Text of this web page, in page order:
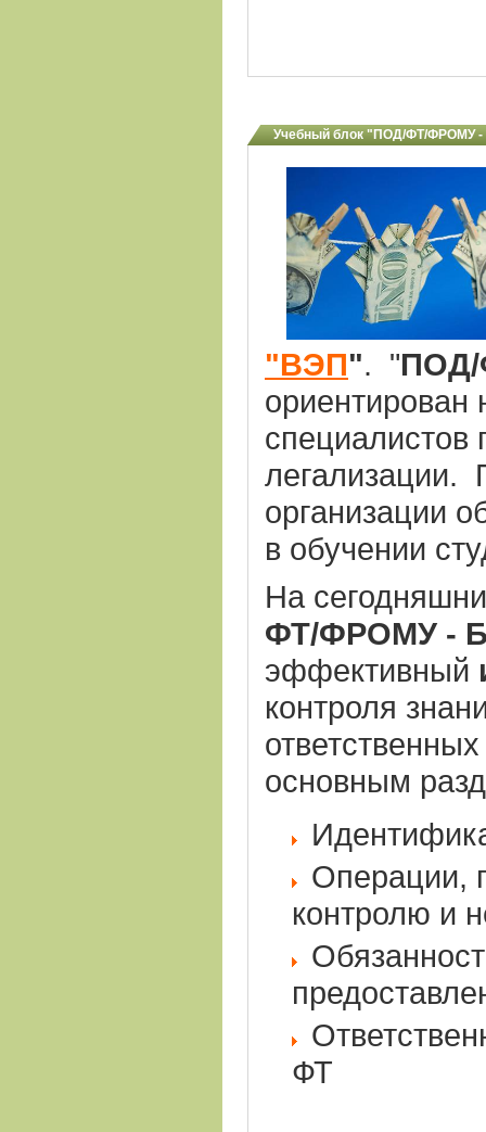
Учебный блок "ПОД/ФТ/ФРОМУ -
"ВЭП". "ПОД/
ориентирован
специалистов
легализации.
организации
в обучении
На
ФТ/ФРОМУ -
эффективный
контроля
основным
Операции,
контролю и
ФТ